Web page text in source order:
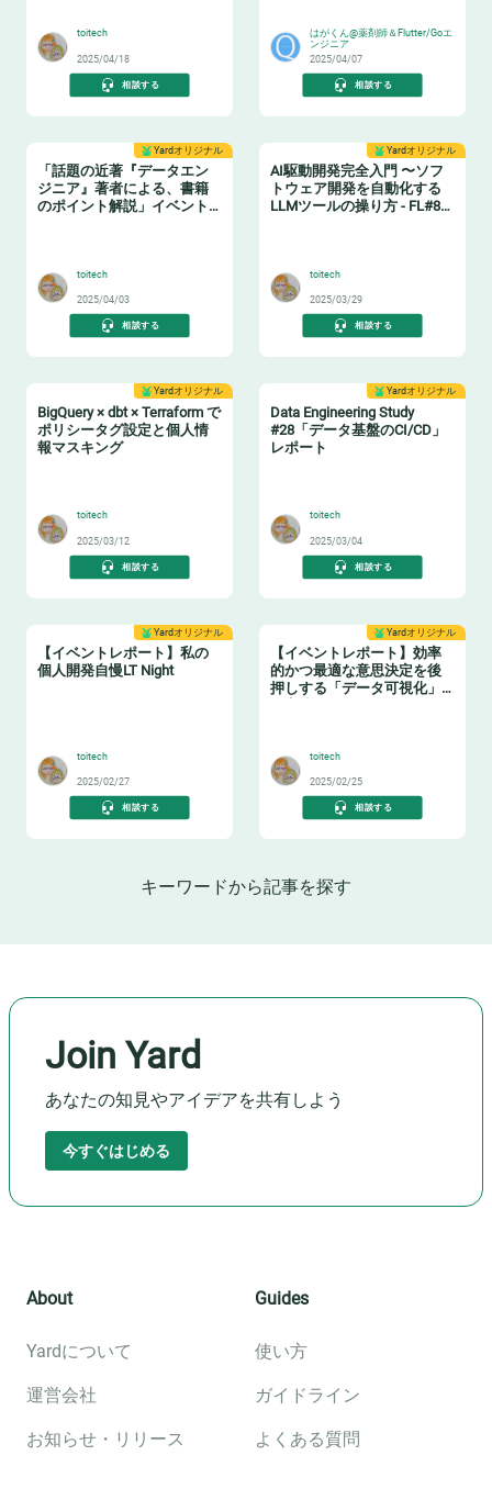
toitech
2025/04/18
相談する
はがくん@薬剤師＆Flutter/Goエ
ンジニア
2025/04/07
相談する
Yardオリジナル
「話題の近著『データエン
ジニア』著者による、書籍
のポイント解説」イベント
toitech
2025/04/03
相談する
Yardオリジナル
AI駆動開発完全入門 〜ソフ
トウェア開発を自動化する
LLMツールの操り方 - FL#87
toitech
2025/03/29
相談する
Yardオリジナル
BigQuery × dbt × Terraform で
ポリシータグ設定と個人情
報マスキング
toitech
2025/03/12
相談する
Yardオリジナル
Data Engineering Study
#28「データ基盤のCI/CD」
レポート
toitech
2025/03/04
相談する
Yardオリジナル
【イベントレポート】私の
個人開発自慢LT Night
toitech
2025/02/27
相談する
Yardオリジナル
【イベントレポート】効率
的かつ最適な意思決定を後
押しする「データ可視化」
toitech
2025/02/25
相談する
キーワードから記事を探す
Join Yard
あなたの知見やアイデアを共有しよう
今すぐはじめる
About
Yardについて
運営会社
お知らせ・リリース
Guides
使い方
ガイドライン
よくある質問